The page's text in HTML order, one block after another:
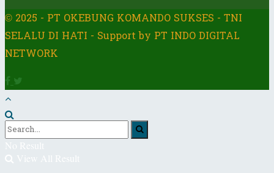
© 2025 - PT OKEBUNG KOMANDO SUKSES - TNI
SELALU DI HATI - Support by PT INDO DIGITAL
NETWORK
No Result
View All Result